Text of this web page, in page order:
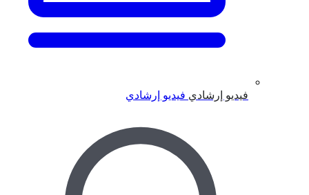
فيديو إرشادي فيديو إرشادي